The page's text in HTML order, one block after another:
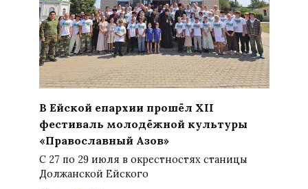
В Ейской епархии прошёл XII
фестиваль молодёжной культуры
«Православный Азов»
С 27 по 29 июля в окрестностях станицы
Должанской Ейского